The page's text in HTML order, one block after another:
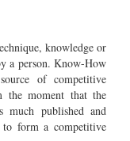
knowledge or
a person. Know-How
of competitive
the moment that the
much published and
form a competitive